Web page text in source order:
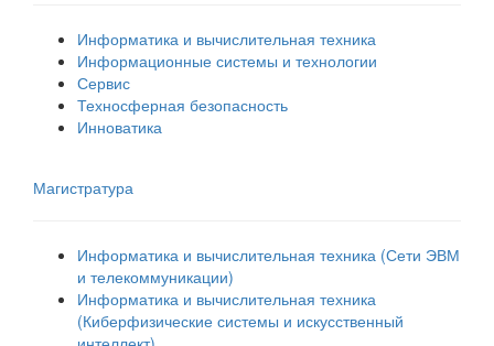
Информатика и вычислительная техника
Информационные системы и технологии
Сервис
Техносферная безопасность
Инноватика
Магистратура
Информатика и вычислительная техника (Сети ЭВМ
и телекоммуникации)
Информатика и вычислительная техника
(Киберфизические системы и искусственный